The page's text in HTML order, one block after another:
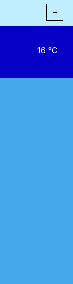
→
16 °C